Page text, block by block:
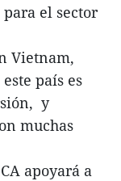
el sector
Vietnam,
país es
y
muchas
apoyará a